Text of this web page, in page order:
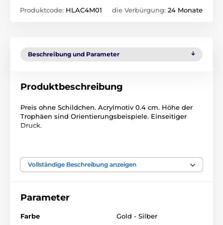
Produktcode: HLAC4M01 die Verbürgung: 24 Monate
Beschreibung und Parameter
Produktbeschreibung
Preis ohne Schildchen. Acrylmotiv 0.4 cm. Höhe der
Trophäen sind Orientierungsbeispiele. Einseitiger
Druck.
Motorsport Acryltrophäen HLAC4
Vollständige Beschreibung anzeigen
Parameter
Farbe Gold - Silber